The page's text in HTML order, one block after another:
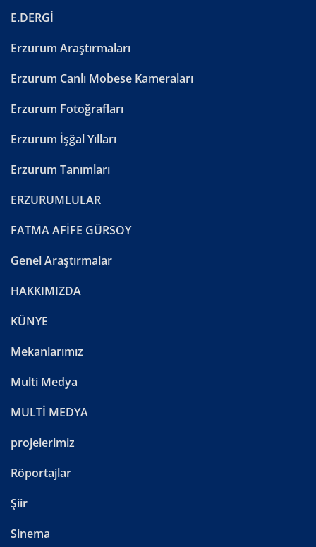
E.DERGİ
Erzurum Araştırmaları
Erzurum Canlı Mobese Kameraları
Erzurum Fotoğrafları
Erzurum İşğal Yılları
Erzurum Tanımları
ERZURUMLULAR
FATMA AFİFE GÜRSOY
Genel Araştırmalar
HAKKIMIZDA
KÜNYE
Mekanlarımız
Multi Medya
MULTİ MEDYA
projelerimiz
Röportajlar
Şiir
Sinema